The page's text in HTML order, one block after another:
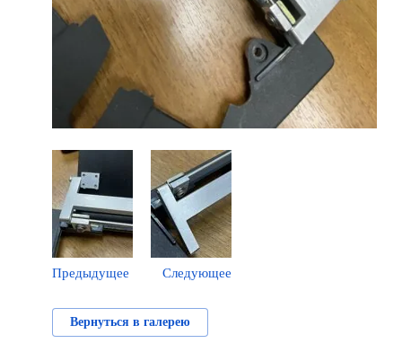
Предыдущее Следующее
Вернуться в галерею